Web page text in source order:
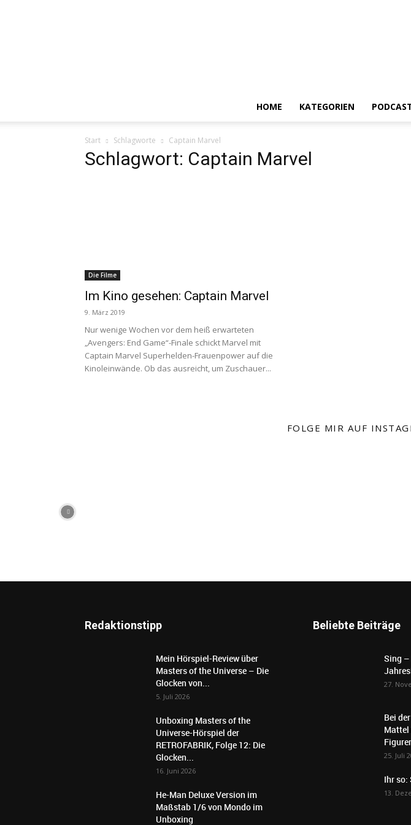
HOME KATEGORIEN
Start Schlagworte Captain Marvel
Schlagwort: Captain Marvel
Die Filme
Im Kino gesehen: Captain Marvel
9. März 2019
Nur wenige Wochen vor dem heiß erwarteten
„Avengers: End Game“-Finale schickt Marvel mit
Captain Marvel Superhelden-Frauenpower auf die
Kinoleinwände. Ob das ausreicht, um Zuschauer...
FOLGE MIR AUF
Redaktionstipp
Mein Hörspiel-Review über
Masters of the Universe – Die
Glocken von...
5. Juli 2026
Unboxing Masters of the
Universe-Hörspiel der
RETROFABRIK, Folge 12: Die
Glocken...
16. Juni 2026
He-Man Deluxe Version im
Maßstab 1/6 von Mondo im
Unboxing
Beliebte Beiträge
Sing –
27.
Bei
Mattel
25. Juli
Ihr so:
13.